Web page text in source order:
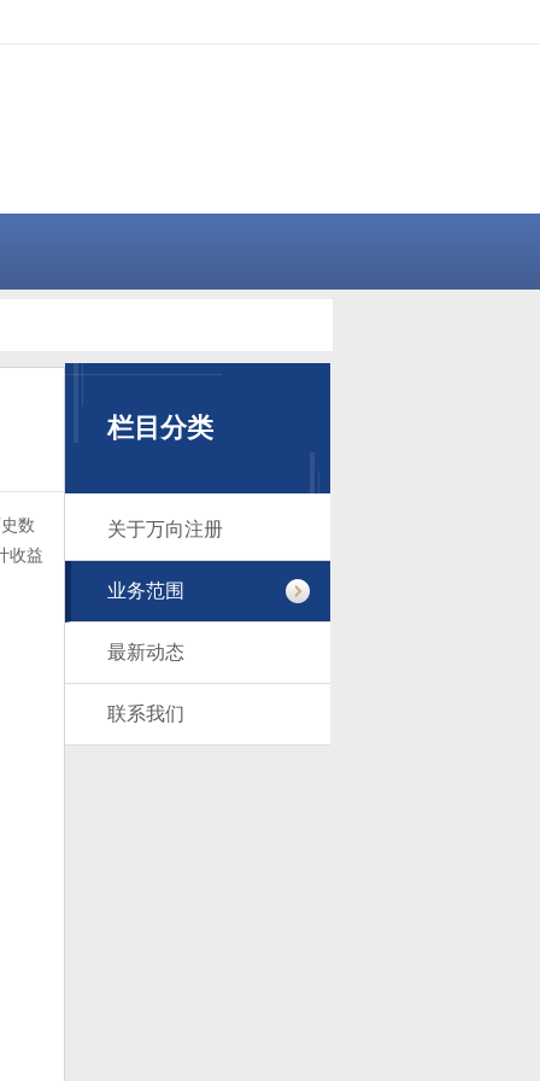
数
收益
栏目分类
关于万向注册
业务范围
最新动态
联系我们